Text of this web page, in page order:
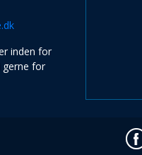
inden for
gerne for